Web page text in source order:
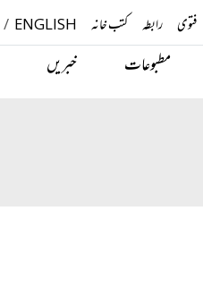
فتوی رابطہ کتب خانہ ENGLISH
/
مطبوعات خبریں